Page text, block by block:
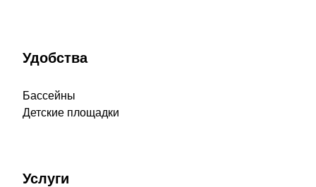
Удобства
Бассейны
Детские площадки
Услуги